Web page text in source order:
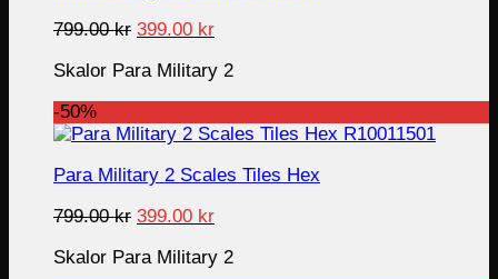
799.00kr Original
was:
399.00 krCurrent
is:
Skalor Para Military 2
-50%
Para Military 2 Scales Tiles Hex
799.00kr Original
was:
399.00 krCurrent
is:
Skalor Para Military 2